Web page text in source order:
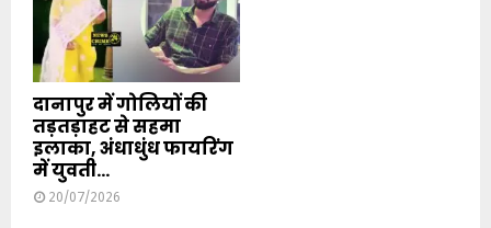
दानापुर में गोलियों की
तड़तड़ाहट से सहमा
इलाका, अंधाधुंध फायरिंग
में युवती...
20/07/2026